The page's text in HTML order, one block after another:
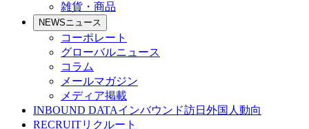
雑貨・商品
NEWSニュース
コーポレート
グローバルニュース
コラム
メールマガジン
メディア掲載
INBOUND DATAインバウンド訪日外国人動向
RECRUITリクルート